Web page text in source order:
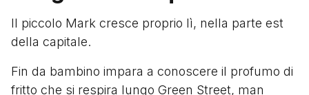
Il piccolo Mark cresce proprio lì, nella parte est
della capitale.
Fin da bambino impara a conoscere il profumo di
fritto che si respira lungo Green Street, man